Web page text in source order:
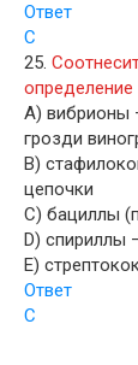
Ответ
С
25.
определение
A) вибрионы
грозди
B)
цепочки
C) бациллы
D) спириллы
E)
Ответ
С